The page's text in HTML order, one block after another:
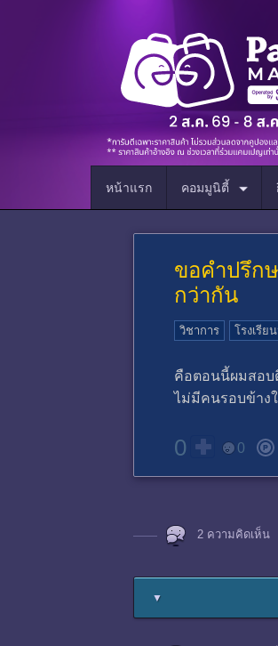
หน้าแรก คอมมูนิตี้
ขอคำปรึก
กว่ากัน
วิชาการ โรงเรีย
คือตอนนี้ผมสอบ
ไม่มีคนรอบข้าง
0 0
2 ความคิดเห็น
▼